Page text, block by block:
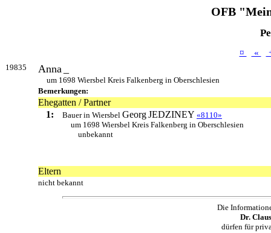
OFB
¤ «
19835 Anna
um 1698 Wiersbel Kreis Falkenberg in Oberschlesien
Bemerkungen:
Ehegatten / Partner
1:
Bauer in Wiersbel GeorgJEDZINEY «8110»
um 1698 Wiersbel Kreis Falkenberg in Oberschlesien
unbekannt
Eltern
nicht bekannt
Die
Dr.
dürfen für